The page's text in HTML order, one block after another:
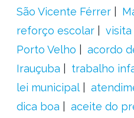
São Vicente Férrer
reforço escolar
Porto Velho
acordo
Irauçuba
trabalho
lei municipal
dica boa
aceite do